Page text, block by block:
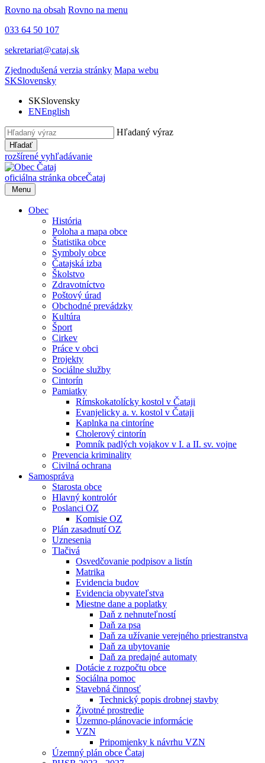
Rovno na obsah Rovno na menu
033 64 50 107
sekretariat@cataj.sk
Zjednodušená verzia stránky Mapa webu
SKSlovensky
SKSlovensky
ENEnglish
Hľadaný výraz
Hľadať
rozšírené vyhľadávanie
oficiálna stránka obceČataj
Menu
Obec
História
Poloha a mapa obce
Štatistika obce
Symboly obce
Čatajská izba
Školstvo
Zdravotníctvo
Poštový úrad
Obchodné prevádzky
Kultúra
Šport
Cirkev
Práce v obci
Projekty
Sociálne služby
Cintorín
Pamiatky
Rímskokatolícky kostol v Čataji
Evanjelicky a. v. kostol v Čataji
Kaplnka na cintoríne
Cholerový cintorín
Pomník padlých vojakov v I. a II. sv. vojne
Prevencia kriminality
Civilná ochrana
Samospráva
Starosta obce
Hlavný kontrolór
Poslanci OZ
Komisie OZ
Plán zasadnutí OZ
Uznesenia
Tlačivá
Osvedčovanie podpisov a listín
Matrika
Evidencia budov
Evidencia obyvateľstva
Miestne dane a poplatky
Daň z nehnuteľností
Daň za psa
Daň za užívanie verejného priestranstva
Daň za ubytovanie
Daň za predajné automaty
Dotácie z rozpočtu obce
Sociálna pomoc
Stavebná činnosť
Technický popis drobnej stavby
Životné prostredie
Územno-plánovacie informácie
VZN
Pripomienky k návrhu VZN
Územný plán obce Čataj